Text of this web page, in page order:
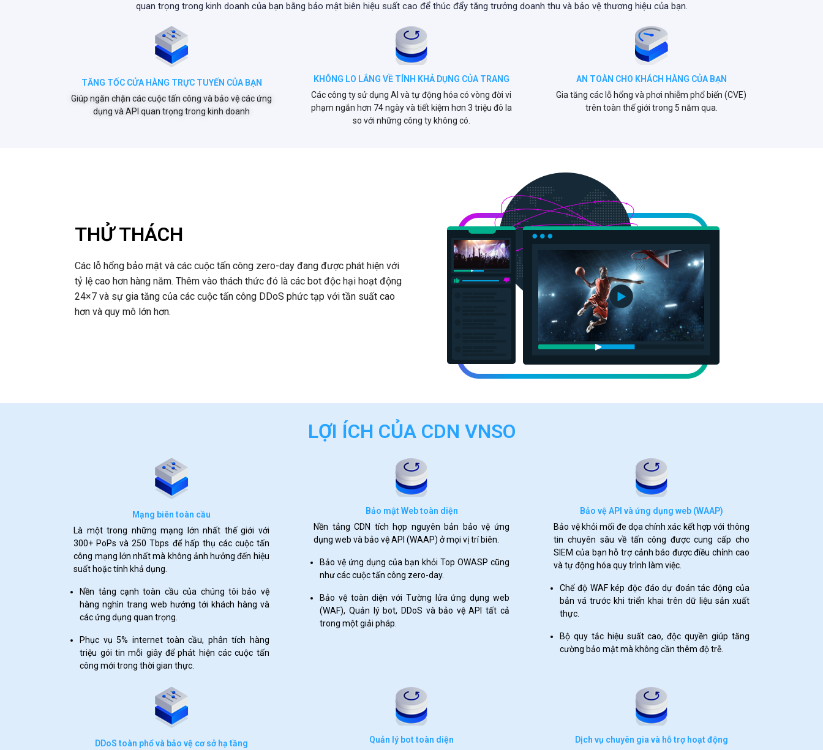
quan trọng trong kinh doanh của bạn bằng bảo mật biên hiệu suất cao để thúc đẩy tăng trưởng doanh thu và bảo vệ thương hiệu của bạn.
TĂNG TỐC CỬA HÀNG TRỰC TUYẾN CỦA BẠN
Giúp ngăn chặn các cuộc tấn công và bảo vệ các ứng
dụng và API quan trọng trong kinh doanh
KHÔNG LO LẮNG VỀ TÍNH KHẢ DỤNG CỦA TRANG
Các công ty sử dụng AI và tự động hóa có vòng đời vi
phạm ngắn hơn 74 ngày và tiết kiệm hơn 3 triệu đô la
so với những công ty không có.
AN TOÀN CHO KHÁCH HÀNG CỦA BẠN
Gia tăng các lỗ hổng và phơi nhiễm phổ biến (CVE)
trên toàn thế giới trong 5 năm qua.
THỬ THÁCH
Các lỗ hổng bảo mật và các cuộc tấn công zero-day đang được phát hiện với
tỷ lệ cao hơn hàng năm. Thêm vào thách thức đó là các bot độc hại hoạt động
24×7 và sự gia tăng của các cuộc tấn công DDoS phức tạp với tần suất cao
hơn và quy mô lớn hơn.
LỢI ÍCH CỦA CDN VNSO
Mạng biên toàn cầu
Là một trong những mạng lớn nhất thế giới với
300+ PoPs và 250 Tbps để hấp thụ các cuộc tấn
công mạng lớn nhất mà không ảnh hưởng đến hiệu
suất hoặc tính khả dụng.
Nền tảng cạnh toàn cầu của chúng tôi bảo vệ
hàng nghìn trang web hướng tới khách hàng và
các ứng dụng quan trọng.
Phục vụ 5% internet toàn cầu, phân tích hàng
triệu gói tin mỗi giây để phát hiện các cuộc tấn
công mới trong thời gian thực.
Bảo mật Web toàn diện
Nền tảng CDN tích hợp nguyên bản bảo vệ ứng
dụng web và bảo vệ API (WAAP) ở mọi vị trí biên.
Bảo vệ ứng dụng của bạn khỏi Top OWASP cũng
như các cuộc tấn công zero-day.
Bảo vệ toàn diện với Tường lửa ứng dụng web
(WAF), Quản lý bot, DDoS và bảo vệ API tất cả
trong một giải pháp.
Bảo vệ API và ứng dụng web (WAAP)
Bảo vệ khỏi mối đe dọa chính xác kết hợp với thông
tin chuyên sâu về tấn công được cung cấp cho
SIEM của bạn hỗ trợ cảnh báo được điều chỉnh cao
và tự động hóa quy trình làm việc.
Chế độ WAF kép độc đáo dự đoán tác động của
bản vá trước khi triển khai trên dữ liệu sản xuất
thực.
Bộ quy tắc hiệu suất cao, độc quyền giúp tăng
cường bảo mật mà không cần thêm độ trễ.
DDoS toàn phổ và bảo vệ cơ sở hạ tầng
Quản lý bot toàn diện
Dịch vụ chuyên gia và hỗ trợ hoạt động